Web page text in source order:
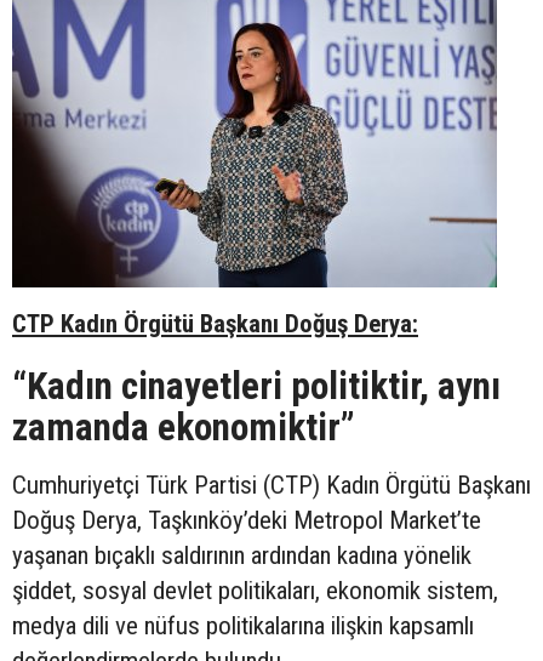
CTP Kadın Örgütü Başkanı Doğuş Derya:
“Kadın cinayetleri politiktir, aynı
zamanda ekonomiktir”
Cumhuriyetçi Türk Partisi (CTP) Kadın Örgütü Başkanı
Doğuş Derya, Taşkınköy’deki Metropol Market’te
yaşanan bıçaklı saldırının ardından kadına yönelik
şiddet, sosyal devlet politikaları, ekonomik sistem,
medya dili ve nüfus politikalarına ilişkin kapsamlı